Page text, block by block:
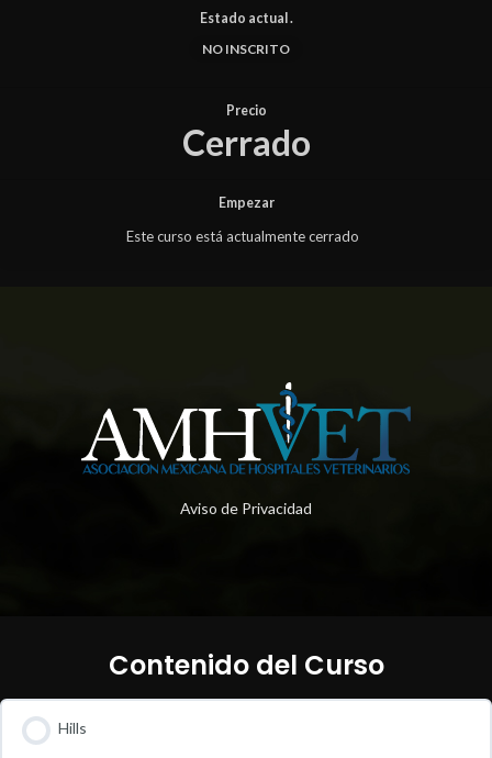
Estado actual .
NO INSCRITO
Precio
Cerrado
Empezar
Este curso está actualmente cerrado
Aviso de Privacidad
Contenido del Curso
Hills